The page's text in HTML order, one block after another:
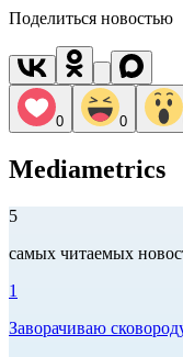
Поделиться новостью
0 0
Mediametrics
5
самых читаемых
1
Заворачиваю